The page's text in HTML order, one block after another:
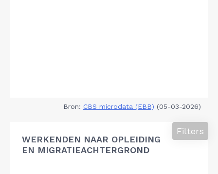
Bron: CBS microdata (EBB) (05-03-2026)
WERKENDEN NAAR OPLEIDING
EN MIGRATIEACHTERGROND
Filters